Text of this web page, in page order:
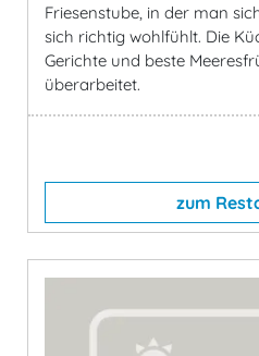
Friesenstube, in der man
sich richtig wohlfühlt. Die
Gerichte und beste
überarbeitet.
zum